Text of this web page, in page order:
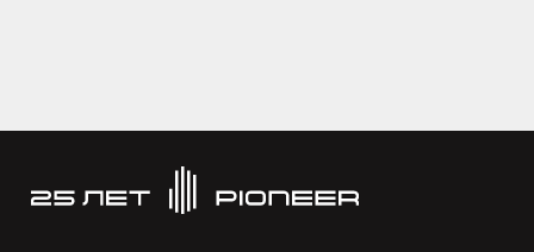
Правовая информация
Сообщить о коррупции